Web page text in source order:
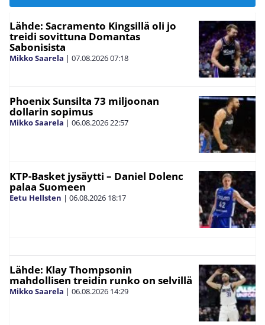
Lähde: Sacramento Kingsillä oli jo
treidi sovittuna Domantas
Sabonisista
Mikko Saarela | 07.08.202607:18
Phoenix Sunsilta 73 miljoonan
dollarin sopimus
Mikko Saarela | 06.08.202622:57
KTP-Basket jysäytti – Daniel Dolenc
palaa Suomeen
Eetu Hellsten | 06.08.2026 18:17
Lähde: Klay Thompsonin
mahdollisen treidin runko on selvillä
Mikko Saarela | 06.08.2026 14:29